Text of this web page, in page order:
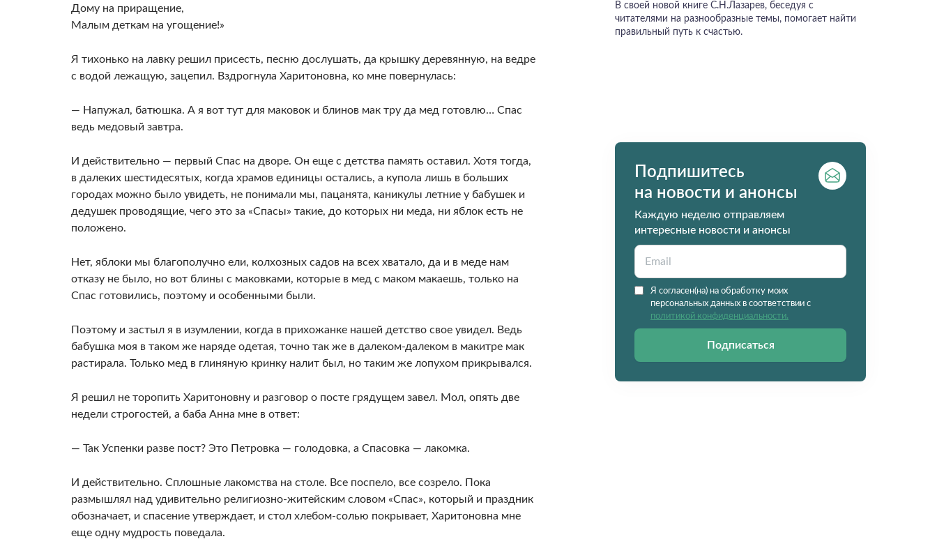
Дому на приращение,
Малым деткам на угощение!»
Я тихонько на лавку решил присесть, песню дослушать, да крышку деревянную, на ведре
с водой лежащую, зацепил. Вздрогнула Харитоновна, ко мне повернулась:
— Напужал, батюшка. А я вот тут для маковок и блинов мак тру да мед готовлю… Спас
ведь медовый завтра.
И действительно — первый Спас на дворе. Он еще с детства память оставил. Хотя тогда,
в далеких шестидесятых, когда храмов единицы остались, а купола лишь в больших
городах можно было увидеть, не понимали мы, пацанята, каникулы летние у бабушек и
дедушек проводящие, чего это за «Спасы» такие, до которых ни меда, ни яблок есть не
положено.
Нет, яблоки мы благополучно ели, колхозных садов на всех хватало, да и в меде нам
отказу не было, но вот блины с маковками, которые в мед с маком макаешь, только на
Спас готовились, поэтому и особенными были.
Поэтому и застыл я в изумлении, когда в прихожанке нашей детство свое увидел. Ведь
бабушка моя в таком же наряде одетая, точно так же в далеком-далеком в макитре мак
растирала. Только мед в глиняную кринку налит был, но таким же лопухом прикрывался.
Я решил не торопить Харитоновну и разговор о посте грядущем завел. Мол, опять две
недели строгостей, а баба Анна мне в ответ:
— Так Успенки разве пост? Это Петровка — голодовка, а Спасовка — лакомка.
И действительно. Сплошные лакомства на столе. Все поспело, все созрело. Пока
размышлял над удивительно религиозно-житейским словом «Спас», который и праздник
обозначает, и спасение утверждает, и стол хлебом-солью покрывает, Харитоновна мне
еще одну мудрость поведала.
В своей новой книге С.Н.Лазарев, беседуя с
читателями на разнообразные темы, помогает найти
правильный путь к счастью.
Подпишитесь
на новости и анонсы
Каждую неделю отправляем
интересные новости и анонсы
Я согласен(на) на обработку моих
персональных данных в соответствии с
политикой конфиденциальности.
Подписаться